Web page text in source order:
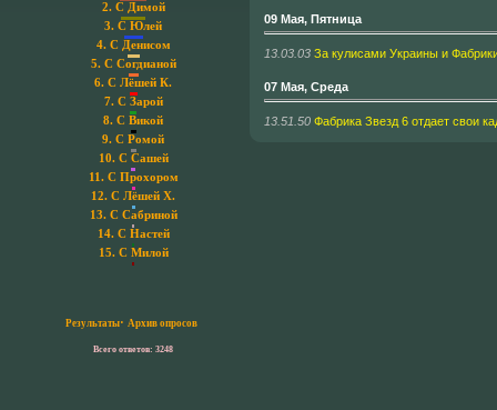
2. С Димой
3. С Юлей
4. С Денисом
5. С Согдианой
6. С Лёшей К.
7. С Зарой
8. С Викой
9. С Ромой
10. С Сашей
11. С Прохором
12. С Лёшей Х.
13. С Сабриной
14. С Настей
15. С Милой
Результаты· Архив опросов
Всего ответов: 3248
09 Мая, Пятница
13.03.03 За кулисами Украины и
07 Мая, Среда
13.51.50 Фабрика Звезд 6 отдает свои